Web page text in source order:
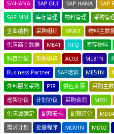
S/4HANA
SAP GUI SAP HANA SAP
SAP MM
库存管理 物料管理 采购管
企业结构
采购组织 MM01 物料主数
供应商主数据
ME41 RFQ 库存物料
科目分配
采购申请 AC03 ML81N
Business Partner
SAP培训 ME51N
外部服务采购
PIR 供应来源 采购主
框架协议
计划协议 采购合同 ME01
供应源确定
配额安排 配额评分 MD04
需求计划
批量程序 MD01N MD02